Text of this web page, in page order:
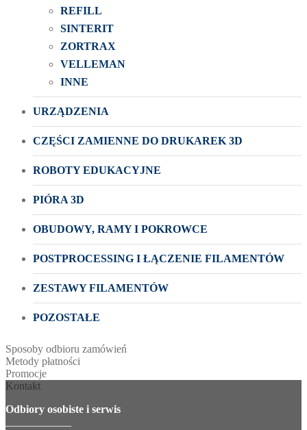
REFILL
SINTERIT
ZORTRAX
VELLEMAN
INNE
URZĄDZENIA
CZĘŚCI ZAMIENNE DO DRUKAREK 3D
ROBOTY EDUKACYJNE
PIÓRA 3D
OBUDOWY, RAMY I POKROWCE
POSTPROCESSING I ŁĄCZENIE FILAMENTÓW
ZESTAWY FILAMENTÓW
POZOSTAŁE
Sposoby odbioru zamówień
Metody płatności
Promocje
Kontakt
Odbiory osobiste i serwis